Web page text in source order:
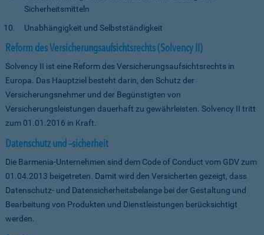
Sicherheitsmitteln
Unabhängigkeit und Selbstständigkeit
Reform des Versicherungsaufsichtsrechts (Solvency II)
Solvency II ist eine Reform des Versicherungsaufsichtsrechts in
Europa. Das Hauptziel besteht darin, den Schutz der
Versicherungsnehmer und der Begünstigten von
Versicherungsleistungen dauerhaft zu gewährleisten. Solvency II tritt
zum 01.01.2016 in Kraft.
Datenschutz und –sicherheit
Die Barmenia-Unternehmen sind dem Code of Conduct vom GDV zum
01.04.2013 beigetreten. Damit wird den Versicherten gezeigt, dass
Datenschutz- und Datensicherheitsbelange bei der Gestaltung und
Bearbeitung von Produkten und Dienstleistungen berücksichtigt
werden.